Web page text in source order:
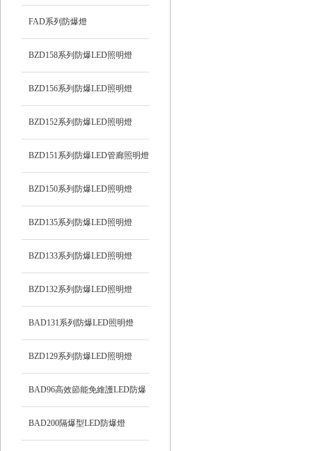
FAD系列防爆燈
BZD158系列防爆LED照明燈
BZD156系列防爆LED照明燈
BZD152系列防爆LED照明燈
BZD151系列防爆LED管廊照明燈
BZD150系列防爆LED照明燈
BZD135系列防爆LED照明燈
BZD133系列防爆LED照明燈
BZD132系列防爆LED照明燈
BAD131系列防爆LED照明燈
BZD129系列防爆LED照明燈
BAD96高效節能免維護LED防爆
燈
BAD200隔爆型LED防爆燈